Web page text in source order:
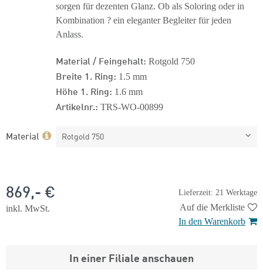
sorgen für dezenten Glanz. Ob als Soloring oder in
Kombination ? ein eleganter Begleiter für jeden
Anlass.
Material / Feingehalt: Rotgold 750
Breite 1. Ring: 1.5 mm
Höhe 1. Ring: 1.6 mm
Artikelnr.: TRS-WO-00899
Material Rotgold 750
Lieferzeit: 21 Werktage
869,- €
inkl. MwSt.
Auf die Merkliste
In den Warenkorb
In einer Filiale anschauen